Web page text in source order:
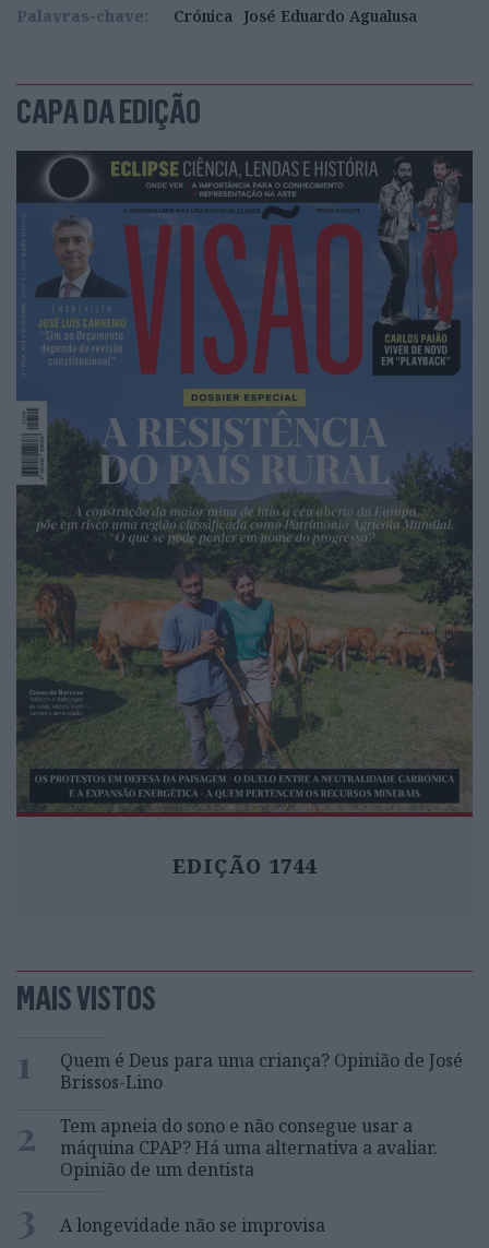
Palavras-chave: Crónica José Eduardo Agualusa
CAPA DA EDIÇÃO
EDIÇÃO 1744
MAIS VISTOS
1
Quem é Deus para uma criança? Opinião de José
Brissos-Lino
2
Tem apneia do sono e não consegue usar a
máquina CPAP? Há uma alternativa a avaliar.
Opinião de um dentista
3 A longevidade não se improvisa